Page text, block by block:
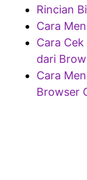
Rincian
Cara
Cara
dari
Cara
Browser